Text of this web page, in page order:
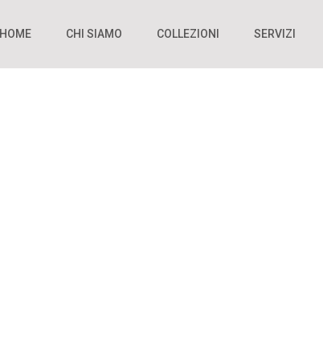
HOME CHI SIAMO COLLEZIONI SERVIZI